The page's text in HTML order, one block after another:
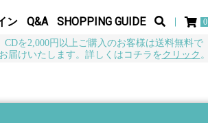
ン Q&A SHOPPING GUIDE 0
CDを2,000円以上ご購入のお客様は送料無料で
届けいたします。詳しくはコチラをクリック 。